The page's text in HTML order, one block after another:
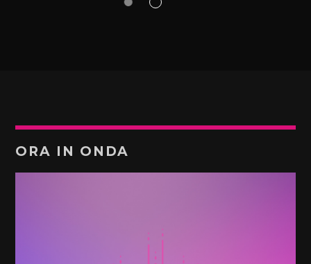
ORA IN ONDA